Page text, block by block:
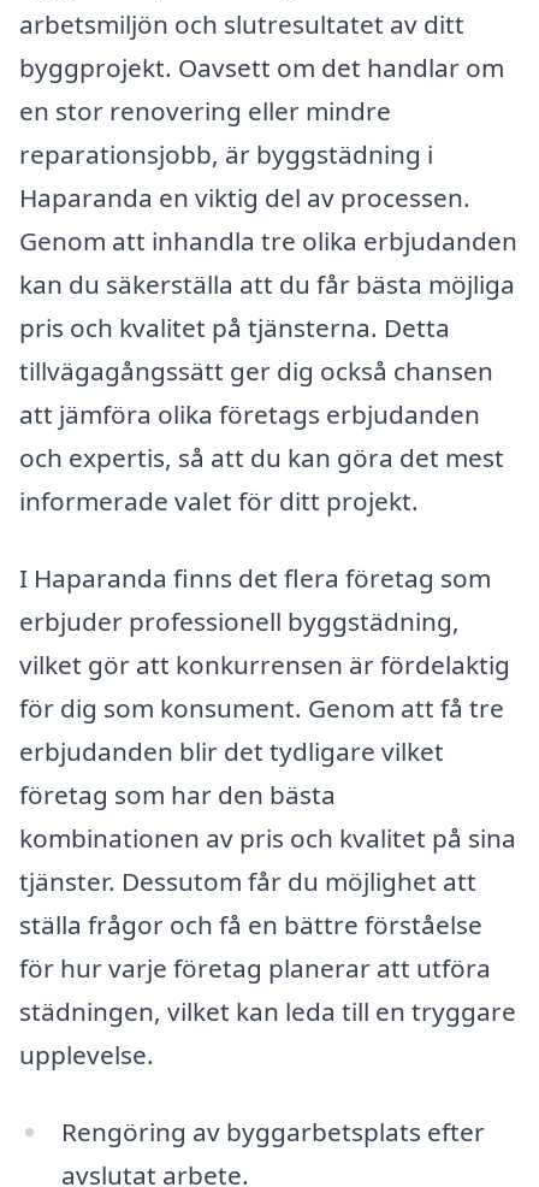
arbetsmiljön och slutresultatet av ditt
byggprojekt. Oavsett om det handlar om
en stor renovering eller mindre
reparationsjobb, är byggstädning i
Haparanda en viktig del av processen.
Genom att inhandla tre olika erbjudanden
kan du säkerställa att du får bästa möjliga
pris och kvalitet på tjänsterna. Detta
tillvägagångssätt ger dig också chansen
att jämföra olika företags erbjudanden
och expertis, så att du kan göra det mest
informerade valet för ditt projekt.
I Haparanda finns det flera företag som
erbjuder professionell byggstädning,
vilket gör att konkurrensen är fördelaktig
för dig som konsument. Genom att få tre
erbjudanden blir det tydligare vilket
företag som har den bästa
kombinationen av pris och kvalitet på sina
tjänster. Dessutom får du möjlighet att
ställa frågor och få en bättre förståelse
för hur varje företag planerar att utföra
städningen, vilket kan leda till en tryggare
upplevelse.
Rengöring av byggarbetsplats efter
avslutat arbete.